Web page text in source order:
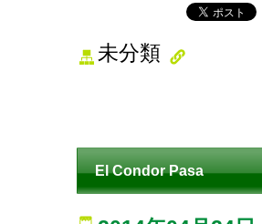
未分類
El Condor Pasa